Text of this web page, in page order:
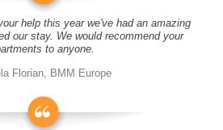
help this year we've had an amazing
our stay. We would recommend your
to anyone.
Florian, BMM Europe